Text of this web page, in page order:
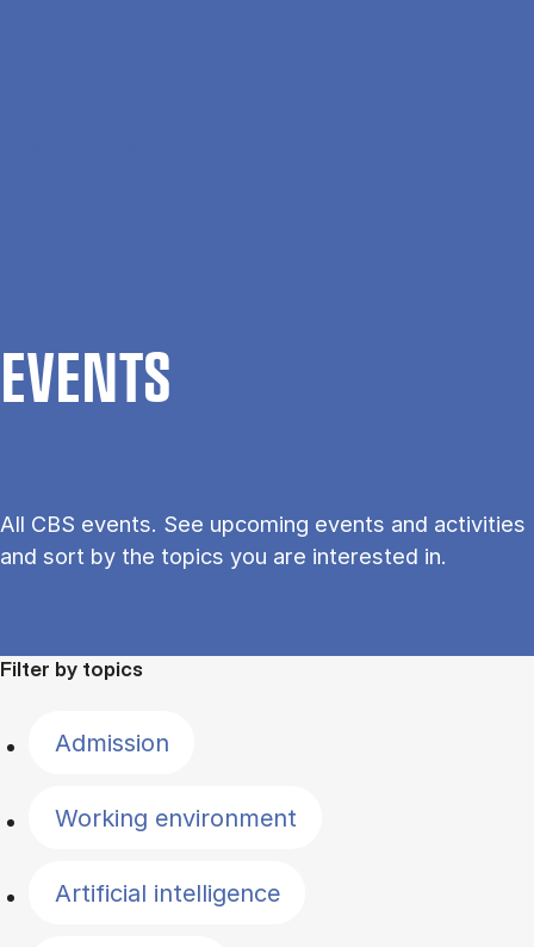
EVENTS
All CBS events. See upcoming events and activities
and sort by the topics you are interested in.
Filter by topics
Admission
Working environment
Artificial intelligence